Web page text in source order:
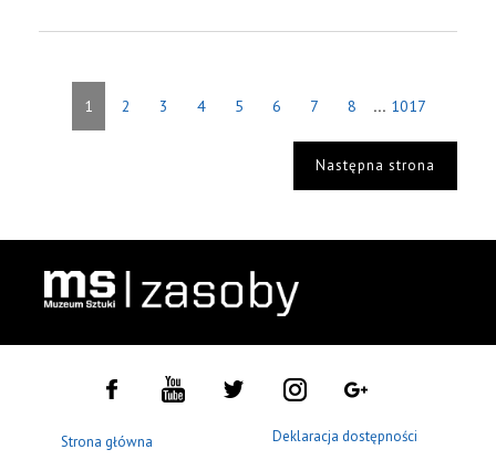
1 2 3 4 5 6 7 8 ... 1017
Następna strona
Strona główna Deklaracja dostępności